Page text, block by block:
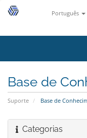
Português
Base de
Suporte Base de
Categorias